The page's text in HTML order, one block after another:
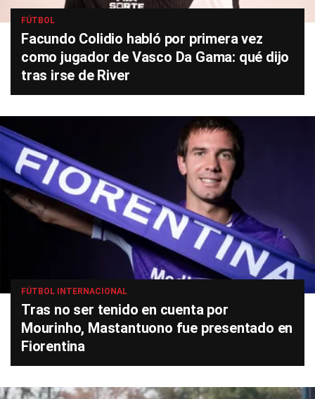
FÚTBOL
Facundo Colidio habló por primera vez
como jugador de Vasco Da Gama: qué dijo
tras irse de River
FÚTBOL INTERNACIONAL
Tras no ser tenido en cuenta por
Mourinho, Mastantuono fue presentado en
Fiorentina